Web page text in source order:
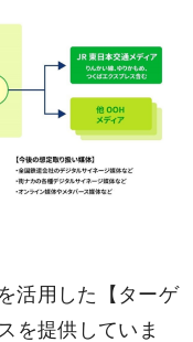
活用した【ターゲ
を提供していま